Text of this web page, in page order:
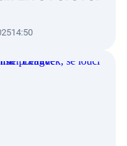
14:50